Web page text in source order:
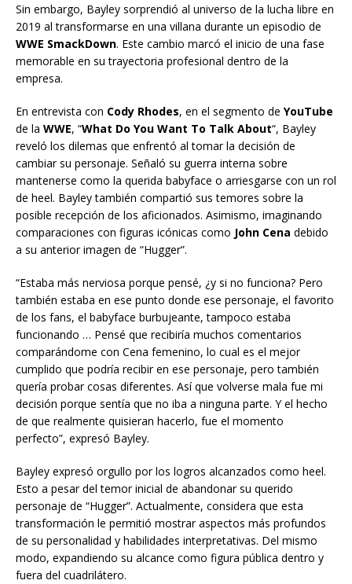
Sin embargo, Bayley sorprendió al universo de la lucha libre en
2019 al transformarse en una villana durante un episodio de
WWE SmackDown. Este cambio marcó el inicio de una fase
memorable en su trayectoria profesional dentro de la
empresa.
En entrevista con Cody Rhodes, en el segmento de YouTube
de la WWE, “What Do You Want To Talk About“, Bayley
reveló los dilemas que enfrentó al tomar la decisión de
cambiar su personaje. Señaló su guerra interna sobre
mantenerse como la querida babyface o arriesgarse con un rol
de heel. Bayley también compartió sus temores sobre la
posible recepción de los aficionados. Asimismo, imaginando
comparaciones con figuras icónicas como John Cena debido
a su anterior imagen de “Hugger”.
“Estaba más nerviosa porque pensé, ¿y si no funciona? Pero
también estaba en ese punto donde ese personaje, el favorito
de los fans, el babyface burbujeante, tampoco estaba
funcionando … Pensé que recibiría muchos comentarios
comparándome con Cena femenino, lo cual es el mejor
cumplido que podría recibir en ese personaje, pero también
quería probar cosas diferentes. Así que volverse mala fue mi
decisión porque sentía que no iba a ninguna parte. Y el hecho
de que realmente quisieran hacerlo, fue el momento
perfecto”, expresó Bayley.
Bayley expresó orgullo por los logros alcanzados como heel.
Esto a pesar del temor inicial de abandonar su querido
personaje de “Hugger”. Actualmente, considera que esta
transformación le permitió mostrar aspectos más profundos
de su personalidad y habilidades interpretativas. Del mismo
modo, expandiendo su alcance como figura pública dentro y
fuera del cuadrilátero.